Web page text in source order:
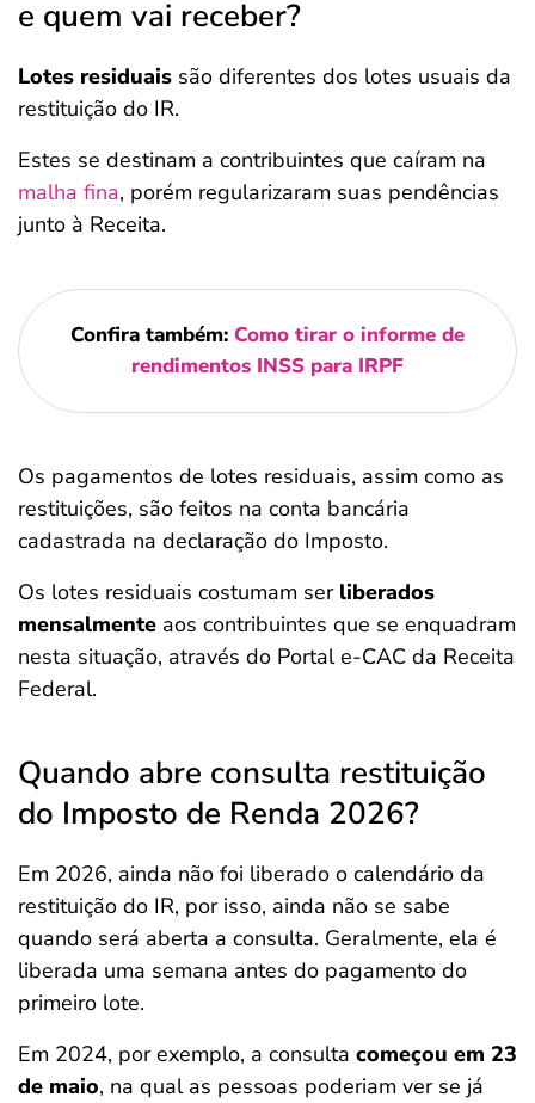
e quem vai receber?
Lotes residuais são diferentes dos lotes usuais da
restituição do IR.
Estes se destinam a contribuintes que caíram na
malha fina, porém regularizaram suas pendências
junto à Receita.
Confira também: Como tirar o informe de
rendimentos INSS para IRPF
Os pagamentos de lotes residuais, assim como as
restituições, são feitos na conta bancária
cadastrada na declaração do Imposto.
Os lotes residuais costumam ser liberados
mensalmente aos contribuintes que se enquadram
nesta situação, através do Portal e-CAC da Receita
Federal.
Quando abre consulta restituição
do Imposto de Renda 2026?
Em 2026, ainda não foi liberado o calendário da
restituição do IR, por isso, ainda não se sabe
quando será aberta a consulta. Geralmente, ela é
liberada uma semana antes do pagamento do
primeiro lote.
Em 2024, por exemplo, a consulta começou em 23
de maio, na qual as pessoas poderiam ver se já